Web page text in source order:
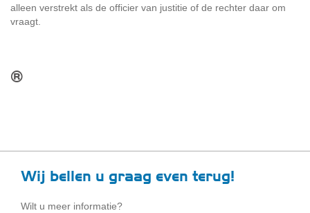
alleen verstrekt als de officier van justitie of de rechter daar om
vraagt.
Wij bellen u graag even terug!
Wilt u meer informatie?